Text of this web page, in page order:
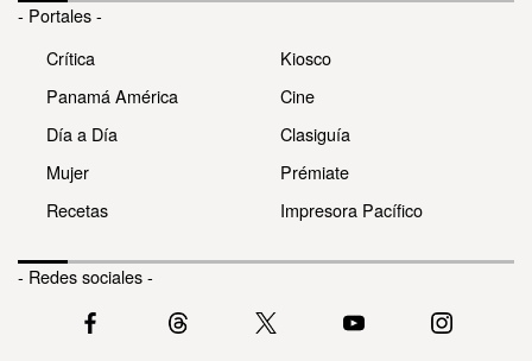
- Portales -
Crítica
Panamá América
Día a Día
Mujer
Recetas
Kiosco
Cine
Clasiguía
Prémiate
Impresora Pacífico
- Redes sociales -